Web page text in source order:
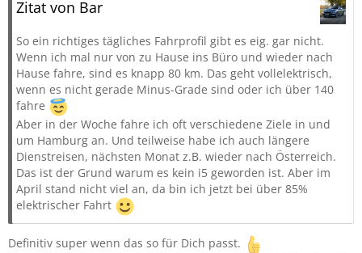
Zitat von Bar
So ein richtiges tägliches Fahrprofil gibt es eig. gar nicht.
Wenn ich mal nur von zu Hause ins Büro und wieder nach
Hause fahre, sind es knapp 80 km. Das geht vollelektrisch,
wenn es nicht gerade Minus-Grade sind oder ich über 140
fahre
Aber in der Woche fahre ich oft verschiedene Ziele in und
um Hamburg an. Und teilweise habe ich auch längere
Dienstreisen, nächsten Monat z.B. wieder nach Österreich.
Das ist der Grund warum es kein i5 geworden ist. Aber im
April stand nicht viel an, da bin ich jetzt bei über 85%
elektrischer Fahrt
Definitiv super wenn das so für Dich passt.